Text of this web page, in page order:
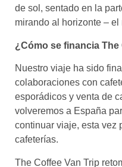
de sol, sentado en la
mirando al horizonte – el
¿Cómo se financia The
Nuestro viaje ha sido
colaboraciones con
esporádicos y venta de
volveremos a España
continuar viaje, esta vez
cafeterías.
The Coffee Van Trip